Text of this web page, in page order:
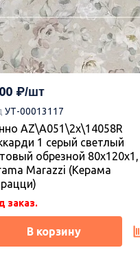
УТ-00021755
00-00110184 Castle
20,1х50,5, Azori (Азори)
1.62 м2
В корзину
УТ-00013117
AZ\A051\2x\14058R
1 серый светлый
обрезной 80x120x1,
Marazzi (Керама
заказ.
В корзину